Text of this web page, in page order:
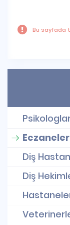
Bu sayfada
Eczaneler
Diş
Diş